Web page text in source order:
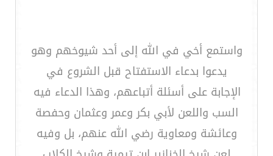
واستمع أخي في الله إلى أحد شيوخهم وهو
يدعوا بدعاء الاستفتاح قبل الشروع في
الإجابة على أسئلة أتباعهم، وهذا الدعاء فيه
السب واللعن لأبي بكر وعمر وعثمان وحفصة
وعائشة ومعاوية رضي الله عنهم، بل وفيه